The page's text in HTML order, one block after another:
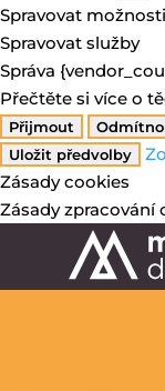
Spravovat možnosti
Spravovat služby
Správa
Přečtěte si více o
Přijmout
Uložit předvolby
Zásady cookies
Zásady zpracování